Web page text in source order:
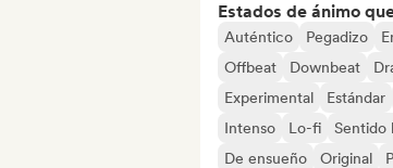
Estados de ánimo
Auténtico Pegadizo
Offbeat
Downbeat
Experimental
Estándar
Intenso
Lo-fi Sentido
De ensueño
Original